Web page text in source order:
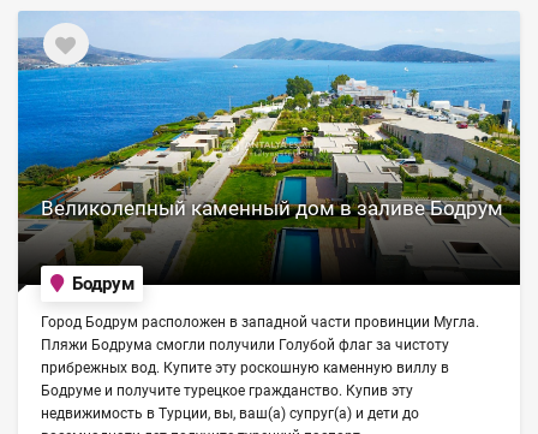
Великолепный каменный дом в заливе Бодрум
Бодрум
Город Бодрум расположен в западной части провинции Мугла.
Пляжи Бодрума смогли получили Голубой флаг за чистоту
прибрежных вод. Купите эту роскошную каменную виллу в
Бодруме и получите турецкое гражданство. Купив эту
недвижимость в Турции, вы, ваш(а) супруг(а) и дети до